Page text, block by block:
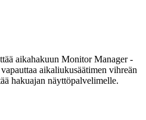
aikahakuun Monitor Manager -
aikaliukusäätimen vihreän
hakuajan näyttöpalvelimelle.